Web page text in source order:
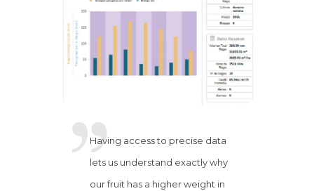
Having access to precise data
lets us understand exactly why
our fruit has a higher weight in